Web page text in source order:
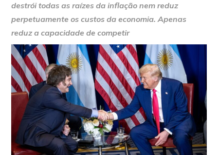
destrói todas as raízes da inflação nem reduz
perpetuamente os custos da economia. Apenas
reduz a capacidade de competir